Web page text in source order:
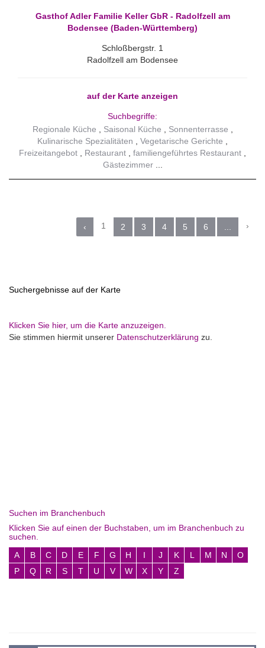
Gasthof Adler Familie Keller GbR - Radolfzell am
Bodensee (Baden-Württemberg)
Schloßbergstr. 1
Radolfzell am Bodensee
auf der Karte anzeigen
Suchbegriffe:
Regionale Küche
Saisonal Küche
Sonnenterrasse
Kulinarische Spezialitäten
Vegetarische Gerichte
Freizeitangebot
Restaurant
familiengeführtes Restaurant
Gästezimmer
‹ 1 2 3 4 5 6 ›
Suchergebnisse auf der Karte
Klicken Sie hier, um die Karte anzuzeigen.
Sie stimmen hiermit unserer Datenschutzerklärung zu.
Suchen im Branchenbuch
Klicken Sie auf einen der Buchstaben, um im Branchenbuch zu
suchen.
A
B C D E F G H I J K L M N
O
P
Q R S T U V W X Y Z